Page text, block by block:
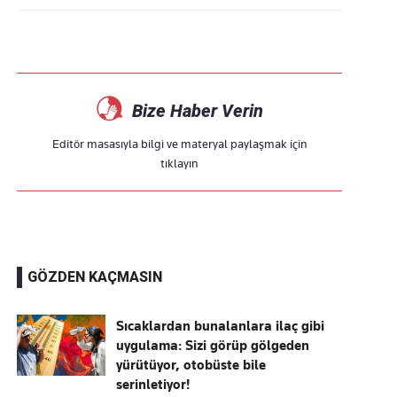
Bize Haber Verin
Editör masasıyla bilgi ve materyal paylaşmak için
tıklayın
GÖZDEN KAÇMASIN
Sıcaklardan bunalanlara ilaç gibi
uygulama: Sizi görüp gölgeden
yürütüyor, otobüste bile
serinletiyor!